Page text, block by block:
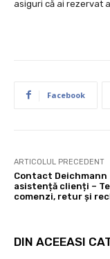
asiguri că ai rezervat
Facebook
ARTICOLUL PRECEDENT
Contact Deichmann
asistență clienți –
comenzi, retur și
DIN ACEEASI